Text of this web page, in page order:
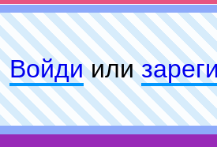
Войдиили